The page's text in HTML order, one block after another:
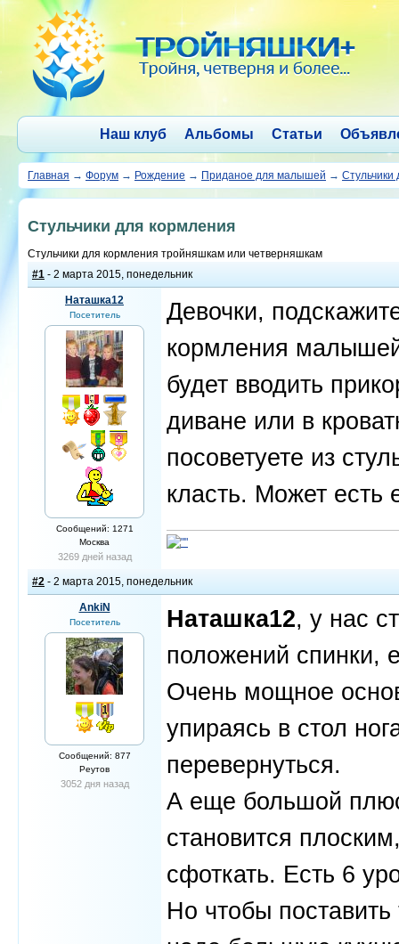
Наш клуб Альбомы Статьи
Главная → Форум → Рождение → Приданое для малышей → Стульчики
Стульчики для кормления
Стульчики для кормления тройняшкам или четверняшкам
#1 - 2 марта 2015, понедельник
Наташка12
Посетитель
Сообщений: 1271
Москва
3269 дней назад
Девочки,
кормления
будет вводить
диване или в
посоветуете из
класть. Может есть
#2 - 2 марта 2015, понедельник
AnkiN
Посетитель
Сообщений: 877
Реутов
3052 дня назад
Наташка12, у нас
положений спинки,
Очень мощное
упираясь в стол
перевернуться.
А еще большой
становится
сфоткать. Есть 6
Но чтобы